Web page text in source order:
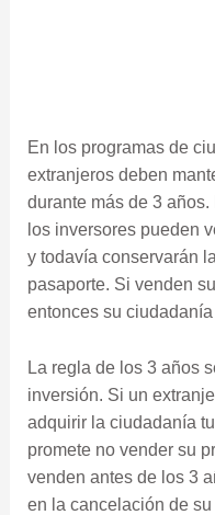
En los programas de
extranjeros deben
durante más de 3
los inversores pueden
y todavía conservarán
pasaporte. Si venden
entonces su
La regla de los 3 años
inversión. Si un
adquirir la ciudadanía
promete no vender su
venden antes de los 3
en la cancelación de